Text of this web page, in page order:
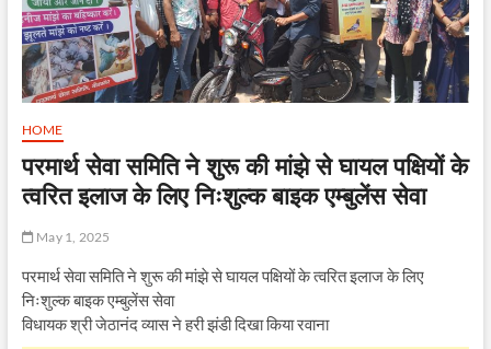
HOME
परमार्थ सेवा समिति ने शुरू की मांझे से घायल पक्षियों के
त्वरित इलाज के लिए निःशुल्क बाइक एम्बुलेंस सेवा
May 1, 2025
परमार्थ सेवा समिति ने शुरू की मांझे से घायल पक्षियों के त्वरित इलाज के लिए
निःशुल्क बाइक एम्बुलेंस सेवा
विधायक श्री जेठानंद व्यास ने हरी झंडी दिखा किया रवाना